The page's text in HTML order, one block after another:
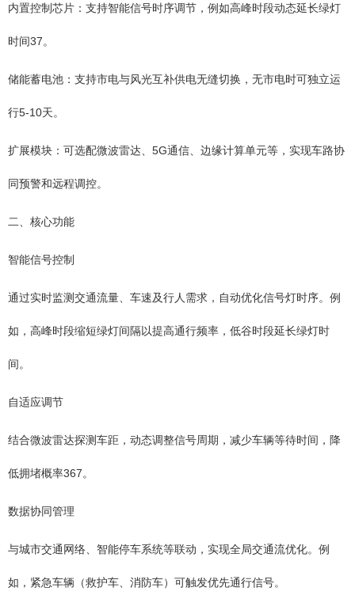
内置控制芯片：支持智能信号时序调节，例如高峰时段动态延长绿灯
时间37。
储能蓄电池：支持市电与风光互补供电无缝切换，无市电时可独立运
行5-10天。
扩展模块：可选配微波雷达、5G通信、边缘计算单元等，实现车路协
同预警和远程调控。
二、核心功能
智能信号控制
通过实时监测交通流量、车速及行人需求，自动优化信号灯时序。例
如，高峰时段缩短绿灯间隔以提高通行频率，低谷时段延长绿灯时
间。
自适应调节
结合微波雷达探测车距，动态调整信号周期，减少车辆等待时间，降
低拥堵概率367。
数据协同管理
与城市交通网络、智能停车系统等联动，实现全局交通流优化。例
如，紧急车辆（救护车、消防车）可触发优先通行信号。